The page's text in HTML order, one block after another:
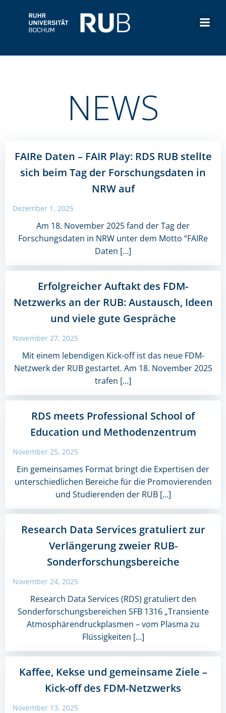
Inhalt
springen
NEWS
FAIRe Daten – FAIR Play: RDS RUB stellte
sich beim Tag der Forschungsdaten in
NRW auf
Dezember 1, 2025
Am 18. November 2025 fand der Tag der
Forschungsdaten in NRW unter dem Motto “FAIRe
Daten […]
Erfolgreicher Auftakt des FDM-
Netzwerks an der RUB: Austausch, Ideen
und viele gute Gespräche
November 27, 2025
Mit einem lebendigen Kick-off ist das neue FDM-
Netzwerk der RUB gestartet. Am 18. November 2025
trafen […]
RDS meets Professional School of
Education und Methodenzentrum
November 25, 2025
Ein gemeinsames Format bringt die Expertisen der
unterschiedlichen Bereiche für die Promovierenden
und Studierenden der RUB […]
Research Data Services gratuliert zur
Verlängerung zweier RUB-
Sonderforschungsbereiche
November 24, 2025
Research Data Services (RDS) gratuliert den
Sonderforschungsbereichen SFB 1316 „Transiente
Atmosphärendruckplasmen – vom Plasma zu
Flüssigkeiten […]
Kaffee, Kekse und gemeinsame Ziele –
Kick-off des FDM-Netzwerks
November 13, 2025